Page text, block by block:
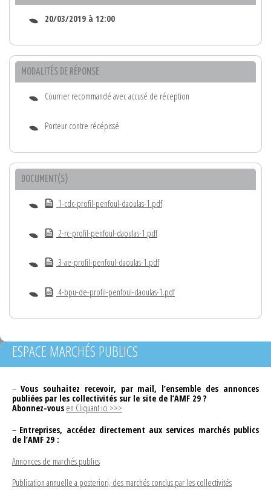
20/03/2019 à 12:00
MODALITÉS DE RÉPONSE
Courrier recommandé avec accusé de réception
Porteur contre récépissé
DOCUMENT(S)
1-cdc-profil-penfoul-daoulas-1.pdf
2-rc-profil-penfoul-daoulas-1.pdf
3-ae-profil-penfoul-daoulas-1.pdf
4-bpu-de-profil-penfoul-daoulas-1.pdf
ESPACE MARCHÉS PUBLICS
– Vous souhaitez recevoir, par mail, l’ensemble des annonces
publiées par les collectivités sur le site de l’AMF 29 ?
Abonnez-vous en Cliquant ici >>>
– Entreprises, accédez directement aux services marchés publics
de l’AMF 29 :
Annonces de marchés publics
Publication annuelle a posteriori, des marchés conclus par les collectivités